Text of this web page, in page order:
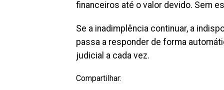
financeiros até o valor devido. Sem
Se a inadimplência continuar, a
passa a responder de forma
judicial a cada vez.
Compartilhar: